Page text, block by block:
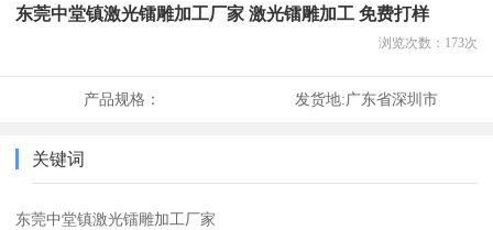
东莞中堂镇激光镭雕加工厂家 激光镭雕加工 免费打样
浏览次数： 173次
产品规格： 发货地:广东省深圳市
关键词
东莞中堂镇激光镭雕加工厂家